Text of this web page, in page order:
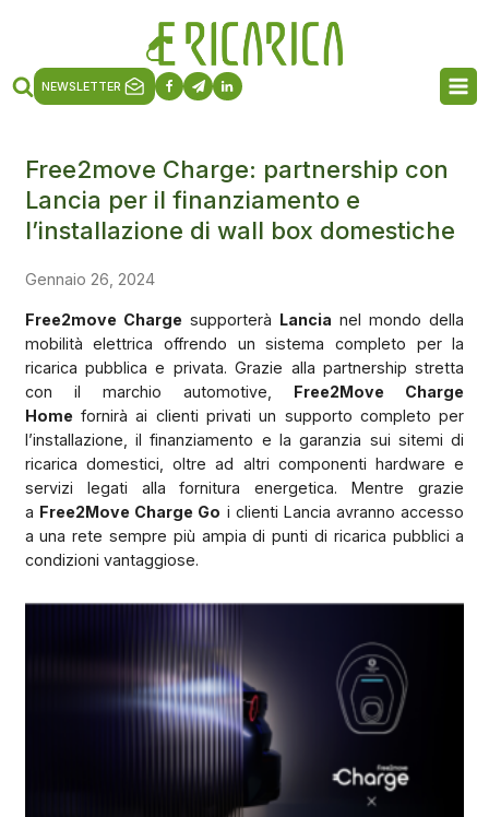
NEWSLETTER
Free2move Charge: partnership con
Lancia per il finanziamento e
l’installazione di wall box domestiche
Gennaio 26, 2024
Free2move Charge supporterà Lancia nel mondo della
mobilità elettrica offrendo un sistema completo per la
ricarica pubblica e privata. Grazie alla partnership stretta
con il marchio automotive, Free2Move Charge
Home fornirà ai clienti privati un supporto completo per
l’installazione, il finanziamento e la garanzia sui sitemi di
ricarica domestici, oltre ad altri componenti hardware e
servizi legati alla fornitura energetica. Mentre grazie
a Free2Move Charge Go i clienti Lancia avranno accesso
a una rete sempre più ampia di punti di ricarica pubblici a
condizioni vantaggiose.